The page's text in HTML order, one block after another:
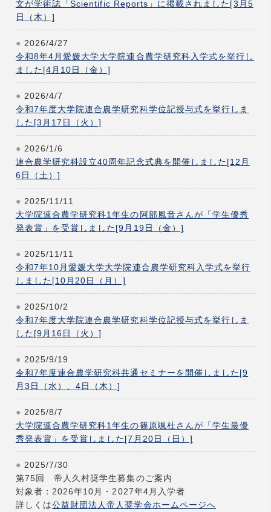
文が学術誌「Scientific Reports」に掲載されました[3月5
日（木）]
2026/4/27
令和8年4月愛媛大学大学院連合農学研究科入学式を挙行し
ました[4月10日（金）]
2026/4/7
令和7年度大学院連合農学研究科学位記授与式を挙行しま
した[3月17日（火）]
2026/1/6
連合農学研究科設立40周年記念式典を開催しました[12月
6日（土）]
2025/11/11
大学院連合農学研究科1年生の阿部風音さんが「学生優秀
発表賞」を受賞しました[9月19日（金）]
2025/11/11
令和7年10月愛媛大学大学院連合農学研究科入学式を挙行
しました[10月20日（月）]
2025/10/2
令和7年度大学院連合農学研究科学位記授与式を挙行しま
した[9月16日（火）]
2025/9/19
令和7年度連合農学研究科共通セミナーを開催しました[9
月3日（水）、4日（木）]
2025/8/7
大学院連合農学研究科1年生の篠原颯杜さんが「学生最優
秀発表賞」を受賞しました[7月20日（日）]
2025/7/30
第75回 帝人久村奨学生募集のご案内
対象者：2026年10月・2027年4月入学者
詳しくは公益財団法人帝人奨学会ホームページへ